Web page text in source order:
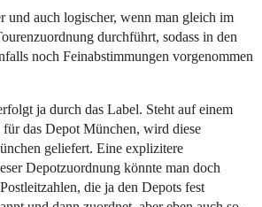
und auch logischer, wenn man gleich im
durchführt, sodass in den
noch Feinabstimmungen vorgenommen
ja durch das Label. Steht auf einem
das Depot München, wird diese
geliefert. Eine explizitere
Depotzuordnung könnte man doch
die ja den Depots fest